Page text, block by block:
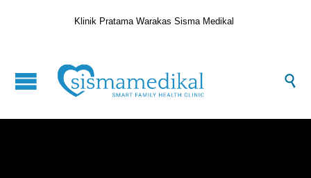
Klinik Pratama Warakas Sisma Medikal
